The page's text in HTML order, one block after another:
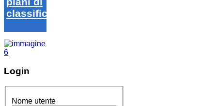
classifica
Login
Nome utente